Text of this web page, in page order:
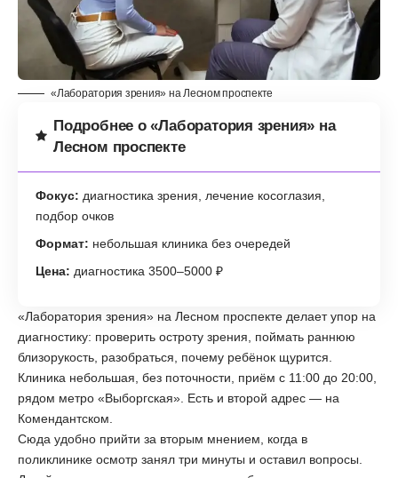
«Лаборатория зрения» на Лесном проспекте
Подробнее о «Лаборатория зрения» на
Лесном проспекте
Фокус: диагностика зрения, лечение косоглазия,
подбор очков
Формат: небольшая клиника без очередей
Цена: диагностика 3500–5000 ₽
«Лаборатория зрения» на Лесном проспекте делает упор на
диагностику: проверить остроту зрения, поймать раннюю
близорукость, разобраться, почему ребёнок щурится.
Клиника небольшая, без поточности, приём с 11:00 до 20:00,
рядом метро «Выборгская». Есть и второй адрес — на
Комендантском.
Сюда удобно прийти за вторым мнением, когда в
поликлинике осмотр занял три минуты и оставил вопросы.